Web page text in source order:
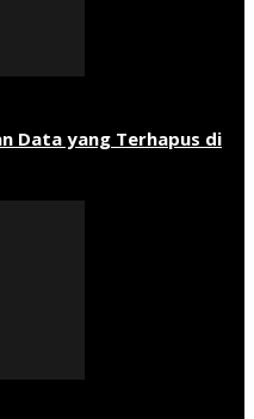
Data yang Terhapus di